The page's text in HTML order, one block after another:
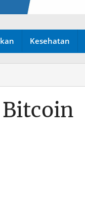
Kesehatan
Bitcoin